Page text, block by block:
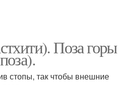
Поза горы
стопы, так чтобы внешние